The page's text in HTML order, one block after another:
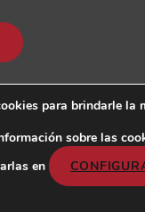
All rights reserved
Lombardi, George W.
Stephens. 5th
para brindarle la
sobre las
en